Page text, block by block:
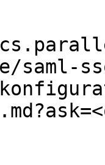
saml-